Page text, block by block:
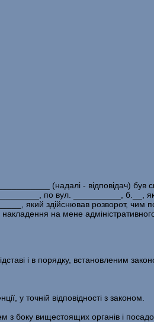
(надалі - відповідач) був
по вул. __________, б.__,
який здійснював розворот, чим
на мене
і в порядку, встановленим
у точній відповідності з законом.
з боку вищестоящих органів і